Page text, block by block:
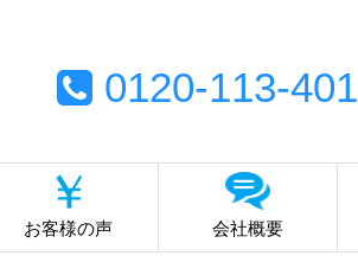
0120-113-401
お客様の声 会社概要